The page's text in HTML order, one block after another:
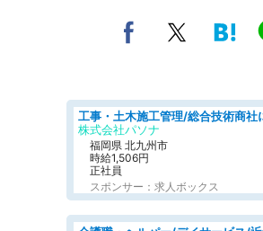
株式会社パソナ
福岡県 北九州市
時給1,506円
正社員
スポンサー：求人ボックス